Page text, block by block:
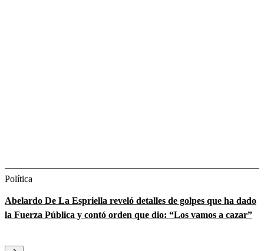
Política
Abelardo De La Espriella reveló detalles de golpes que ha dado
la Fuerza Pública y contó orden que dio: “Los vamos a cazar”